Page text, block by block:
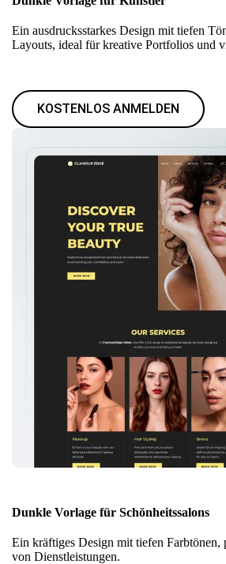
Ein ausdrucksstarkes Design mit tiefen
Layouts, ideal für kreative Portfolios und
KOSTENLOS ANMELDEN
Dunkle Vorlage für Schönheitssalons
Ein kräftiges Design mit tiefen Farbtönen,
von Dienstleistungen.